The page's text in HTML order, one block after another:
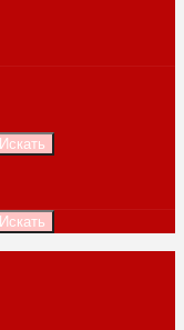
Искать
Искать